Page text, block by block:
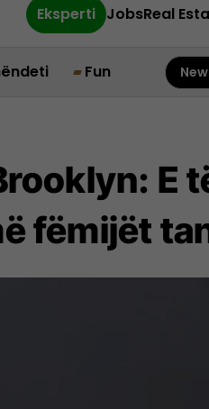
Eksperti JobsReal
Fun
E
fëmijët